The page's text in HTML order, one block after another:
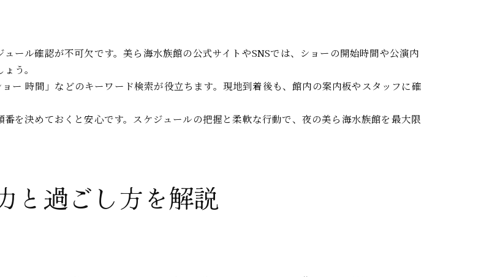
ール確認が不可欠です。美ら海水族館の公式サイトやSNSでは、ショーの開始時間や公演内
う。
ー 時間」などのキーワード検索が役立ちます。現地到着後も、館内の案内板やスタッフに確
を決めておくと安心です。スケジュールの把握と柔軟な行動で、夜の美ら海水族館を最大限
と過ごし方を解説